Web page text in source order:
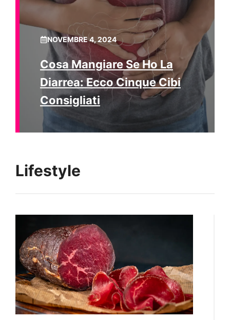
NOVEMBRE 4, 2024
Cosa Mangiare Se Ho La
Diarrea: Ecco Cinque Cibi
Consigliati
Lifestyle